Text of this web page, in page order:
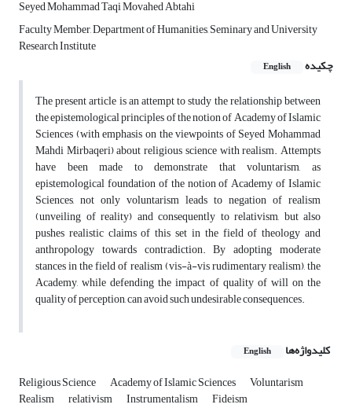
Seyed Mohammad Taqi Movahed Abtahi
Faculty Member, Department of Humanities, Seminary and University
Research Institute
چکیده
English
The present article is an attempt to study the relationship between
the epistemological principles of the notion of Academy of Islamic
Sciences (with emphasis on the viewpoints of Seyed Mohammad
Mahdi Mirbaqeri) about religious science with realism. Attempts
have been made to demonstrate that voluntarism, as
epistemological foundation of the notion of Academy of Islamic
Sciences, not only voluntarism leads to negation of realism
(unveiling of reality) and consequently to relativism, but also
pushes realistic claims of this set in the field of theology and
anthropology towards contradiction. By adopting moderate
stances in the field of realism (vis-à-vis rudimentary realism), the
Academy, while defending the impact of quality of will on the
quality of perception, can avoid such undesirable consequences.
کلیدواژه‌ها English
Religious Science Academy of Islamic Sciences Voluntarism
Realism relativism Instrumentalism Fideism